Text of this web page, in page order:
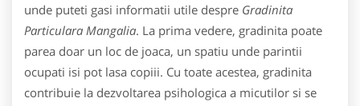
unde puteti gasi informatii utile despre Gradinita
Particulara Mangalia. La prima vedere, gradinita poate
parea doar un loc de joaca, un spatiu unde parintii
ocupati isi pot lasa copiii. Cu toate acestea, gradinita
contribuie la dezvoltarea psihologica a micutilor si se